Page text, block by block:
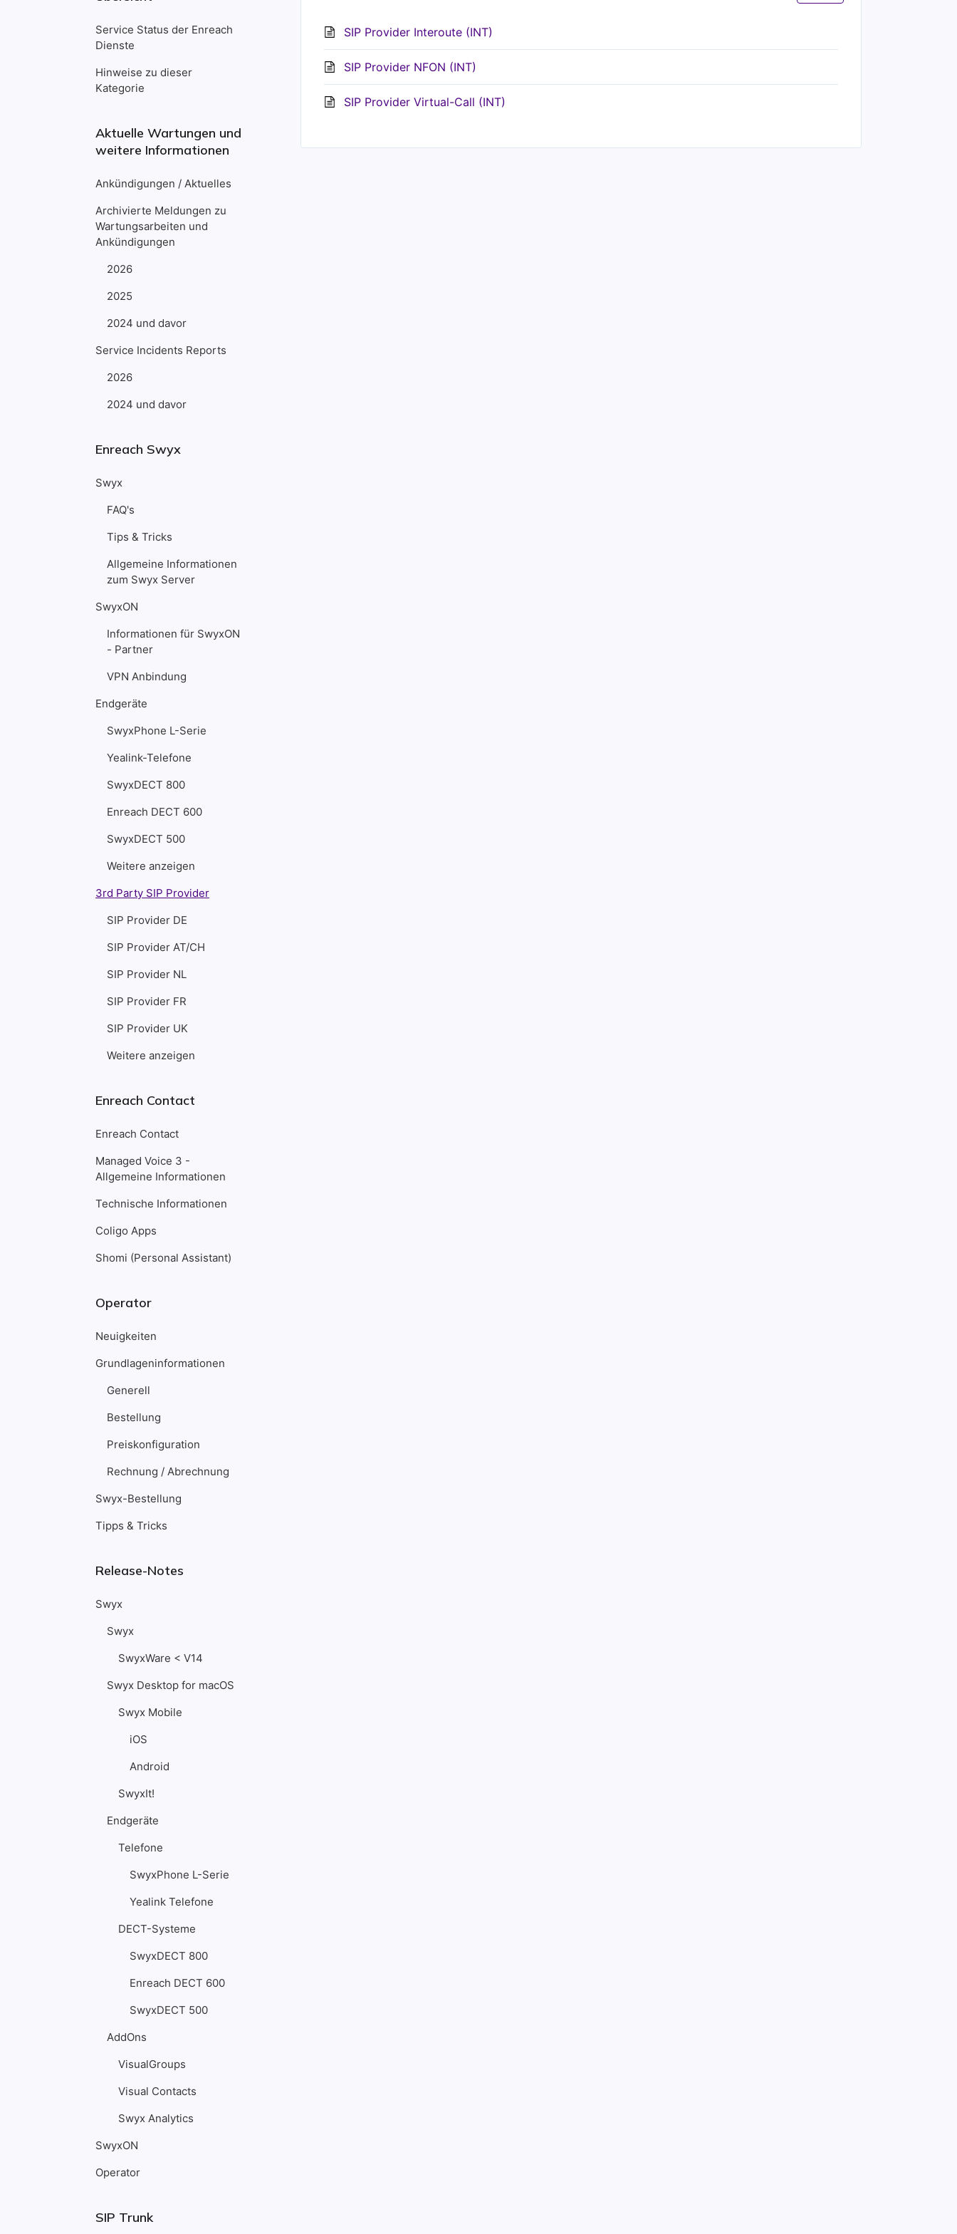
SIP Provider Interoute (INT)
SIP Provider NFON (INT)
SIP Provider Virtual-Call (INT)
Service Status der Enreach
Dienste
Hinweise zu dieser
Kategorie
Aktuelle Wartungen und
weitere Informationen
Ankündigungen / Aktuelles
Archivierte Meldungen zu
Wartungsarbeiten und
Ankündigungen
2026
2025
2024 und davor
Service Incidents Reports
2026
2024 und davor
Enreach Swyx
Swyx
FAQ's
Tips & Tricks
Allgemeine Informationen
zum Swyx Server
SwyxON
Informationen für SwyxON
- Partner
VPN Anbindung
Endgeräte
SwyxPhone L-Serie
Yealink-Telefone
SwyxDECT 800
Enreach DECT 600
SwyxDECT 500
Weitere anzeigen
3rd Party SIP Provider
SIP Provider DE
SIP Provider AT/CH
SIP Provider NL
SIP Provider FR
SIP Provider UK
Weitere anzeigen
Enreach Contact
Enreach Contact
Managed Voice 3 -
Allgemeine Informationen
Technische Informationen
Coligo Apps
Shomi (Personal Assistant)
Operator
Neuigkeiten
Grundlageninformationen
Generell
Bestellung
Preiskonfiguration
Rechnung / Abrechnung
Swyx-Bestellung
Tipps & Tricks
Release-Notes
Swyx
Swyx
SwyxWare < V14
Swyx Desktop for macOS
Swyx Mobile
iOS
Android
SwyxIt!
Endgeräte
Telefone
SwyxPhone L-Serie
Yealink Telefone
DECT-Systeme
SwyxDECT 800
Enreach DECT 600
SwyxDECT 500
AddOns
VisualGroups
Visual Contacts
Swyx Analytics
SwyxON
Operator
SIP Trunk